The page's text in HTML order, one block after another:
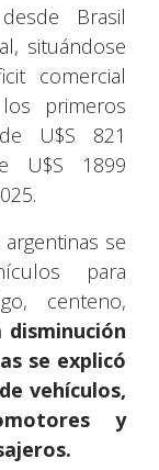
Brasil
situándose
comercial
primeros
U$S 821
U$S 1899
se
para
centeno,
disminución
se explicó
vehículos,
y